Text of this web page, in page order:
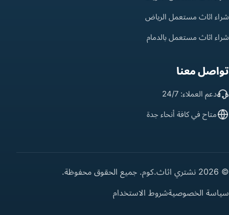
شراء اثاث مستعمل الرياض
شراء اثاث مستعمل بالدمام
تواصل معنا
دعم العملاء: 24/7
متاح في كافة أنحاء جدة
© 2026 نشتري اثاث.كوم. جميع الحقوق محفوظة.
سياسة الخصوصيةشروط الاستخدام